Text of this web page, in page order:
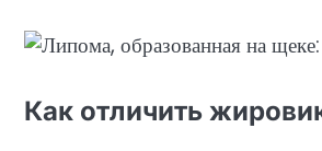
Как отличить